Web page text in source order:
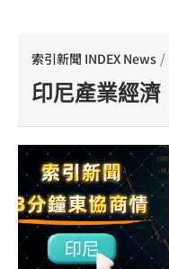
索引新聞 INDEX News /
印尼產業經濟